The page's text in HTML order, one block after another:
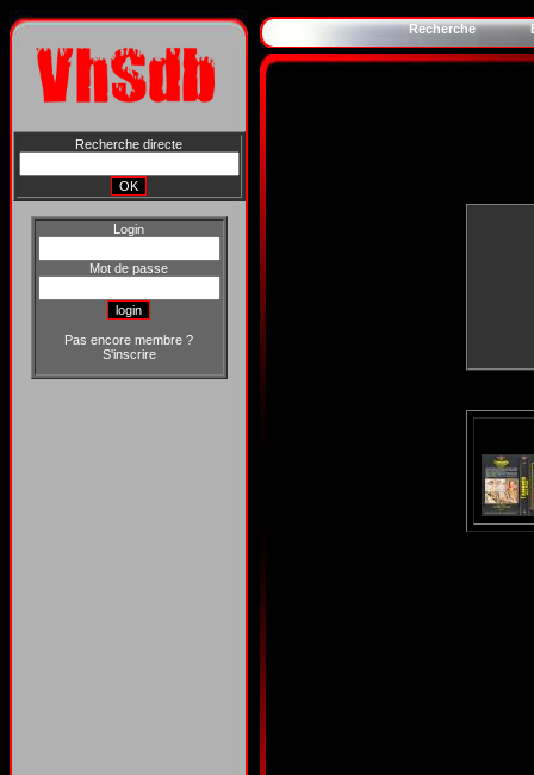
Recherche directe
Login
Mot de passe
Pas encore membre ?
S'inscrire
Recherche